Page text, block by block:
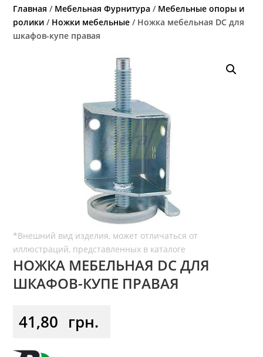
Главная / Мебельная Фурнитура / Мебельные опоры и
ролики / Ножки мебельные / Ножка мебельная DC для
шкафов-купе правая
НОЖКА МЕБЕЛЬНАЯ DC ДЛЯ
ШКАФОВ-КУПЕ ПРАВАЯ
41,80 грн.